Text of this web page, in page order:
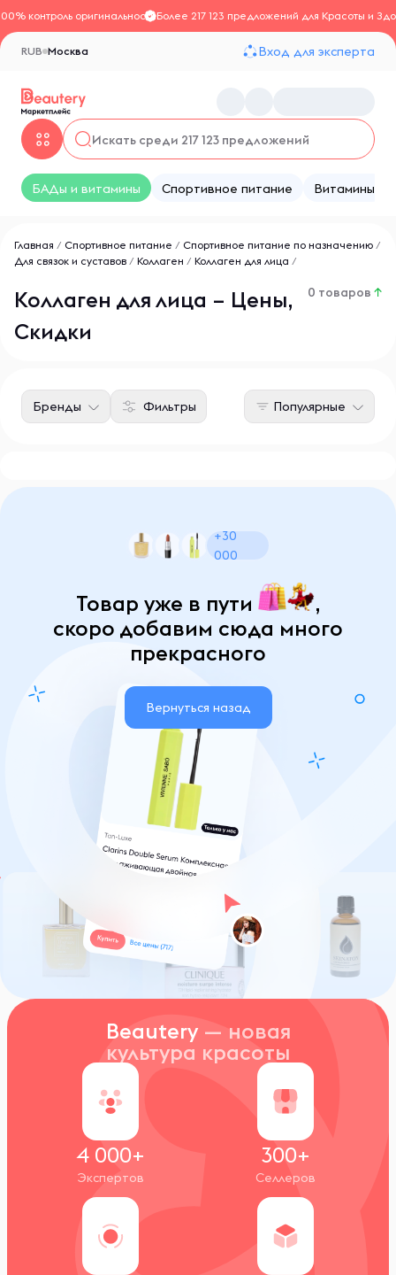
контроль оригинальностиБолее 217 123 предложений для Красоты и
Москва
RUB Вход для эксперта
БАДы и витамины Спортивное питание Витамины
Главная / Спортивное питание / Спортивное питание по назначению /
Для связок и суставов / Коллаген / Коллаген для лица /
Коллаген для лица – Цены,
Скидки
0 товаров ↑
Фильтры
Бренды Популярные
+30
000
Товар уже в пути
,
скоро добавим сюда много
прекрасного
Вернуться назад
Beautery — новая
культура красоты
4 000+
Экспертов
300+
Селлеров